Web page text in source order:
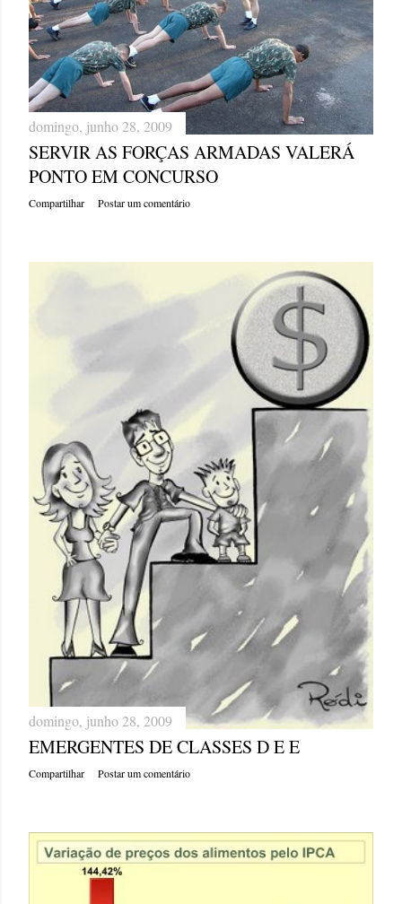
domingo, junho 28, 2009
SERVIR AS FORÇAS ARMADAS VALERÁ
PONTO EM CONCURSO
Compartilhar Postar um comentário
domingo, junho 28, 2009
EMERGENTES DE CLASSES D E E
Compartilhar Postar um comentário